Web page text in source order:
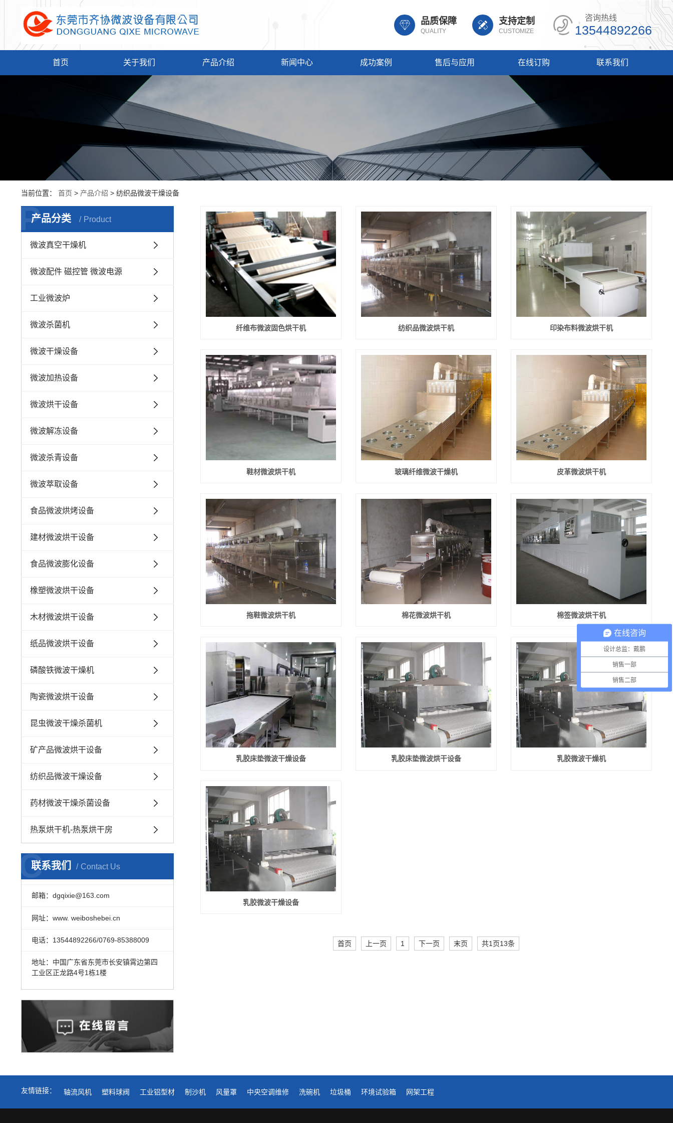
品质保障
QUALITY
支持定制
CUSTOMIZE
咨询热线
13544892266
首页 关于我们 产品介绍 新闻中心 成功案例 售后与应用 在线订购 联系我们
当前位置： 首页 > 产品介绍 > 纺织品微波干燥设备
产品分类 Product
P
微波真空干燥机
微波配件 磁控管 微波电源
工业微波炉
微波杀菌机
微波干燥设备
微波加热设备
微波烘干设备
微波解冻设备
微波杀青设备
微波萃取设备
食品微波烘烤设备
建材微波烘干设备
食品微波膨化设备
橡塑微波烘干设备
木材微波烘干设备
纸品微波烘干设备
磷酸铁微波干燥机
陶瓷微波烘干设备
昆虫微波干燥杀菌机
矿产品微波烘干设备
纺织品微波干燥设备
药材微波干燥杀菌设备
热泵烘干机-热泵烘干房
联系我们 Contact Us
C
邮箱：dgqixie@163.com
网址：www. weiboshebei.cn
电话：13544892266/0769-85388009
地址：中国广东省东莞市长安镇霄边第四
工业区正龙路4号1栋1楼
纤维布微波固色烘干机 纺织品微波烘干机 印染布料微波烘干机
鞋材微波烘干机 玻璃纤维微波干燥机 皮革微波烘干机
拖鞋微波烘干机 棉花微波烘干机 棉签微波烘干机
乳胶床垫微波干燥设备 乳胶床垫微波烘干设备 乳胶微波干燥机
乳胶微波干燥设备
首页 上一页 1 下一页 末页 共1页13条
友情链接： 轴流风机 塑料球阀 工业铝型材 制沙机 风量罩 中央空调维修 洗碗机 垃圾桶 环境试验箱 网架工程
在线咨询
设计总监：戴鹏
销售一部
销售二部